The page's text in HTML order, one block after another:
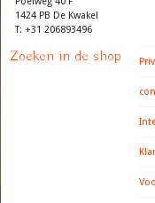
1424 PB De Kwakel
T: +31 206893496
Zoeken in de shop